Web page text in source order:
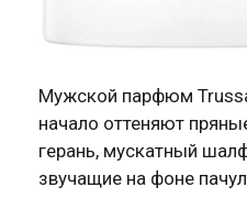
Мужской парфюм
начало оттеняют
герань, мускатный
звучащие на фоне